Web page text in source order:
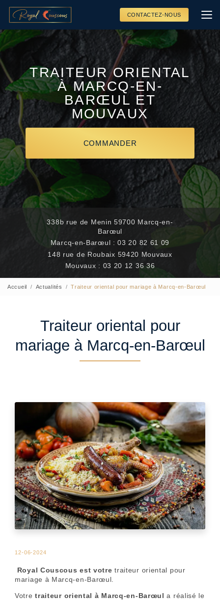
contenu
principal
CONTACTEZ-NOUS
TRAITEUR ORIENTAL
À MARCQ-EN-
BARŒUL ET
MOUVAUX
COMMANDER
338b rue de Menin 59700 Marcq-en-
Barœul
Marcq-en-Barœul :03 20 82 61 09
148 rue de Roubaix 59420 Mouvaux
Mouvaux : 03 20 12 36 36
Accueil Actualités Traiteur oriental pour mariage à Marcq-en-Barœul
Traiteur oriental pour
mariage à Marcq-en-Barœul
12-06-2024
Royal Couscous est votretraiteur oriental pour
mariage à Marcq-en-Barœul.
Votretraiteur oriental à Marcq-en-Barœul a réalisé le